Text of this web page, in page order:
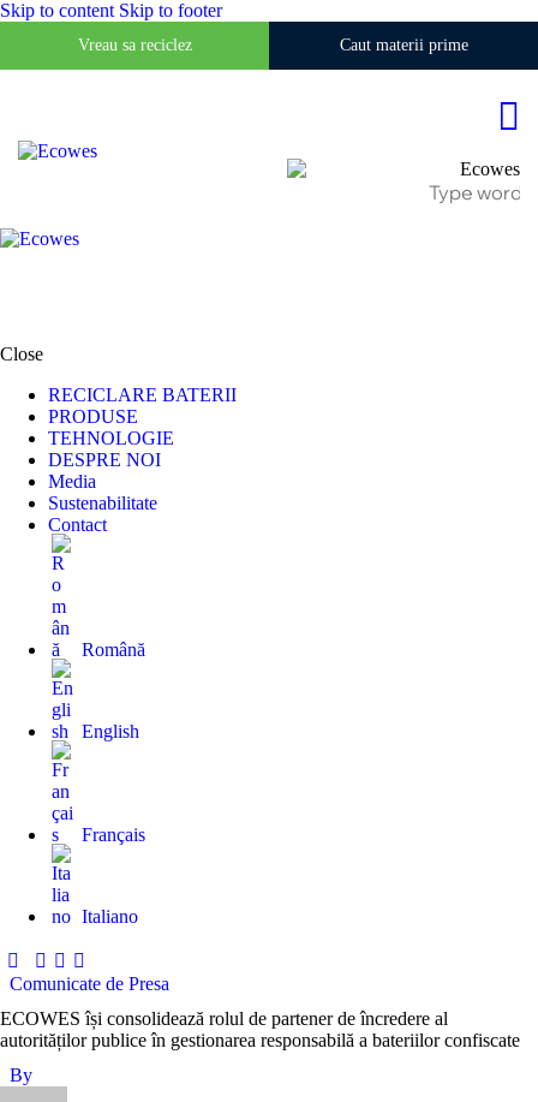
Skip to content Skip to footer
Vreau sa reciclez Caut materii prime
Close
RECICLARE BATERII
PRODUSE
TEHNOLOGIE
DESPRE NOI
Media
Sustenabilitate
Contact
Română
English
Français
Italiano
Comunicate de Presa
ECOWES își consolidează rolul de partener de încredere al
autorităților publice în gestionarea responsabilă a bateriilor confiscate
By